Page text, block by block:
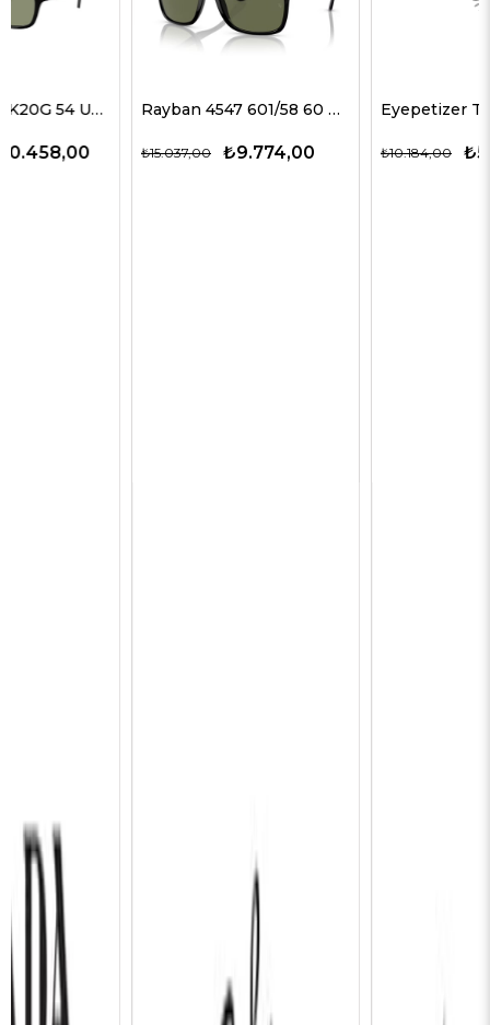
Rayban 4547 601/58 60 Erkek Güneş Gözlükleri
₺9.774,00
₺15.037,00
Eyepetizer TOMMY C4 09-23 G Erkek Güneş Gözlükleri
₺5.601,00
₺10.184,00